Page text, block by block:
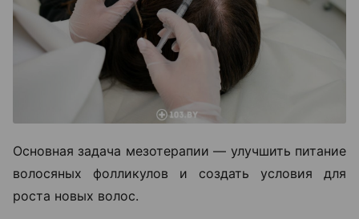
Основная задача мезотерапии — улучшить питание
волосяных фолликулов и создать условия для
роста новых волос.